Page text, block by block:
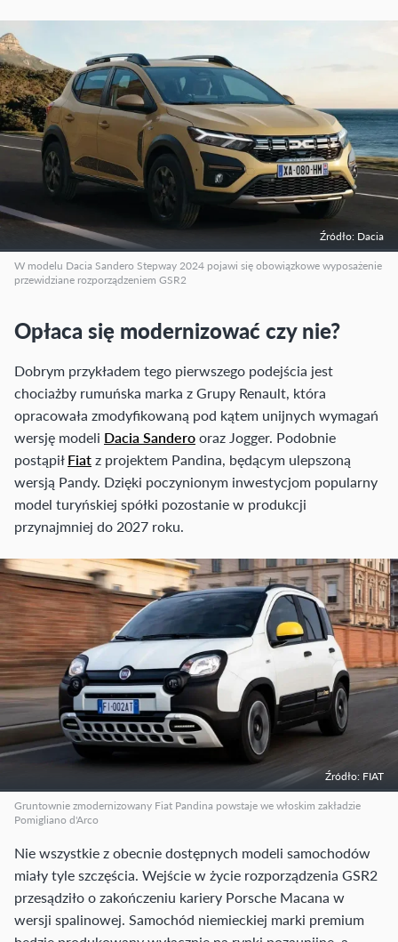
Źródło: Dacia
W modelu Dacia Sandero Stepway 2024 pojawi się obowiązkowe wyposażenie
przewidziane rozporządzeniem GSR2
Opłaca się modernizować czy nie?
Dobrym przykładem tego pierwszego podejścia jest
chociażby rumuńska marka z Grupy Renault, która
opracowała zmodyfikowaną pod kątem unijnych wymagań
wersję modeli Dacia Sanderooraz Jogger. Podobnie
postąpiłFiatz projektem Pandina, będącym ulepszoną
wersją Pandy. Dzięki poczynionym inwestycjom popularny
model turyńskiej spółki pozostanie w produkcji
przynajmniej do 2027 roku.
Źródło: FIAT
Gruntownie zmodernizowany Fiat Pandina powstaje we włoskim zakładzie
Pomigliano d'Arco
Nie wszystkie z obecnie dostępnych modeli samochodów
miały tyle szczęścia. Wejście w życie rozporządzenia GSR2
przesądziło o zakończeniu kariery Porsche Macana w
wersji spalinowej. Samochód niemieckiej marki premium